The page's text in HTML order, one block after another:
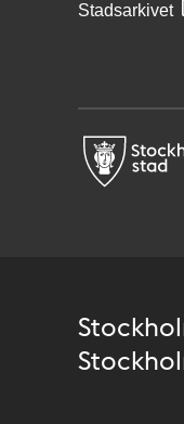
Stadsarkivet